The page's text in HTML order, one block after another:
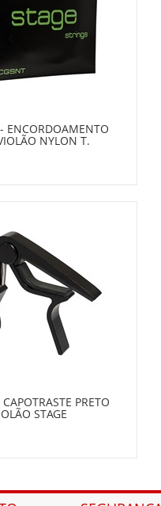
ENCORDOAMENTO
NYLON T.
PRETO
STAGE